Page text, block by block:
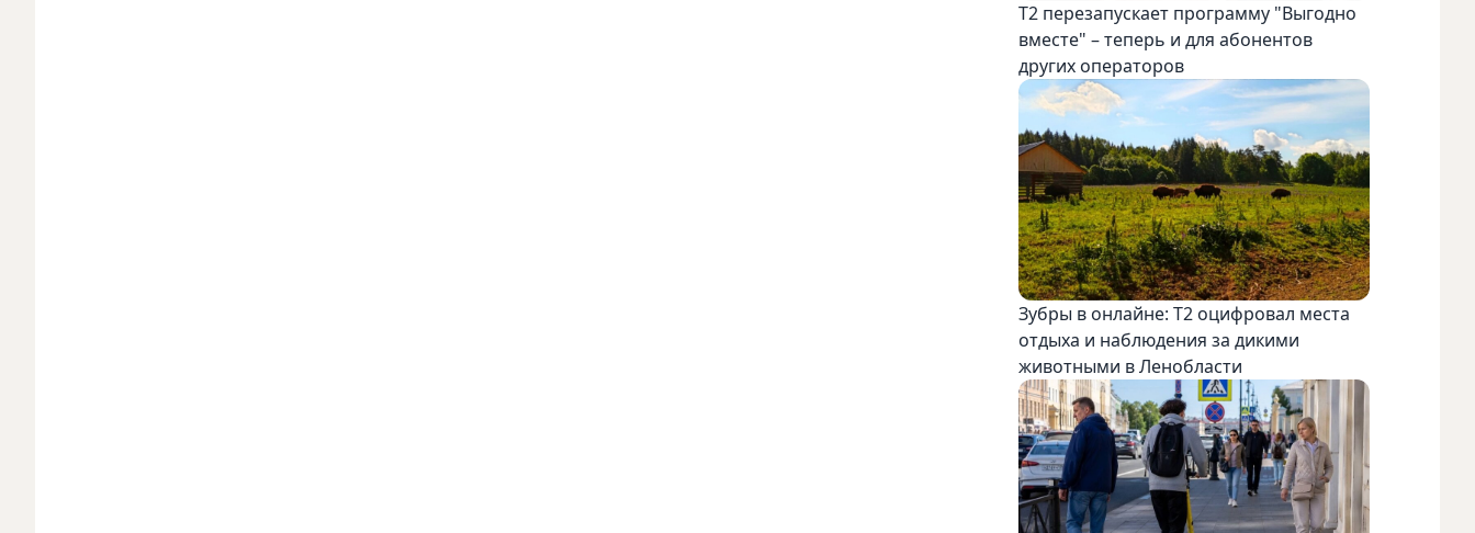
Т2 перезапускает программу "Выгодно
вместе" – теперь и для абонентов
других операторов
Зубры в онлайне: Т2 оцифровал места
отдыха и наблюдения за дикими
животными в Ленобласти